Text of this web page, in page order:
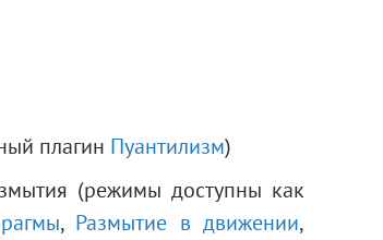
плагин Пуантилизм)
(режимы доступны как
, Размытие в движении,